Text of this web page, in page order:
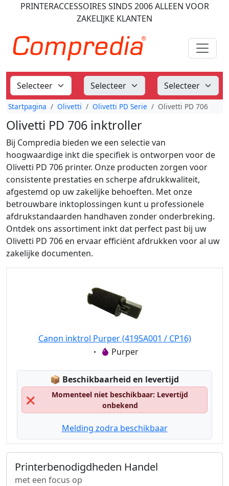
PRINTERACCESSOIRES SINDS 2006ALLEEN VOOR
ZAKELIJKE KLANTEN
Startpagina Olivetti Olivetti PD Serie Olivetti PD 706
Olivetti PD 706 inktroller
Bij Compredia bieden we een selectie van
hoogwaardige inkt die specifiek is ontworpen voor de
Olivetti PD 706 printer. Onze producten zorgen voor
consistente prestaties en scherpe afdrukkwaliteit,
afgestemd op uw zakelijke behoeften. Met onze
betrouwbare inktoplossingen kunt u professionele
afdrukstandaarden handhaven zonder onderbreking.
Ontdek ons assortiment inkt dat perfect past bij uw
Olivetti PD 706 en ervaar efficiënt afdrukken voor al uw
zakelijke documenten.
Canon inktrol Purper (4195A001 / CP16)
Eigenschaft:
Purper
📦 Lagerstatus:
Beschikbaarheid en levertijd
❌
Momenteel niet beschikbaar: Levertijd
onbekend
Melding zodra beschikbaar
Printerbenodigdheden Handel
met een focus op